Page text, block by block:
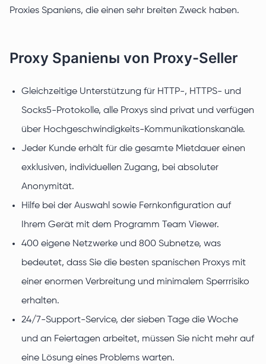
Proxies Spaniens, die einen sehr breiten Zweck haben.
Proxy Spanienы von Proxy-Seller
Gleichzeitige Unterstützung für HTTP-, HTTPS- und
Socks5-Protokolle, alle Proxys sind privat und verfügen
über Hochgeschwindigkeits-Kommunikationskanäle.
Jeder Kunde erhält für die gesamte Mietdauer einen
exklusiven, individuellen Zugang, bei absoluter
Anonymität.
Hilfe bei der Auswahl sowie Fernkonfiguration auf
Ihrem Gerät mit dem Programm Team Viewer.
400 eigene Netzwerke und 800 Subnetze, was
bedeutet, dass Sie die besten spanischen Proxys mit
einer enormen Verbreitung und minimalem Sperrrisiko
erhalten.
24/7-Support-Service, der sieben Tage die Woche
und an Feiertagen arbeitet, müssen Sie nicht mehr auf
eine Lösung eines Problems warten.